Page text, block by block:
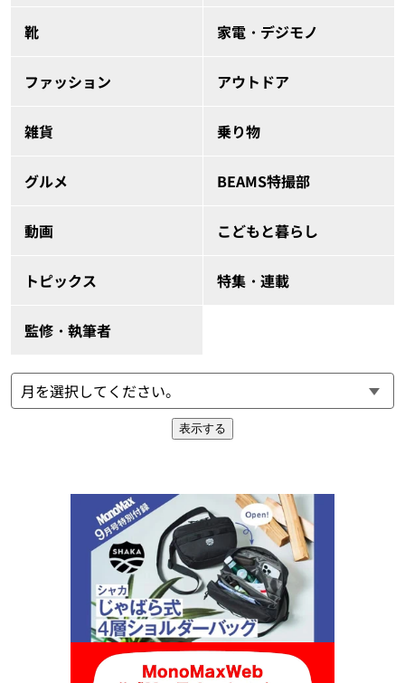
靴 家電・デジモノ
ファッション アウトドア
雑貨 乗り物
グルメ BEAMS特撮部
動画 こどもと暮らし
トピックス 特集・連載
監修・執筆者
表示する